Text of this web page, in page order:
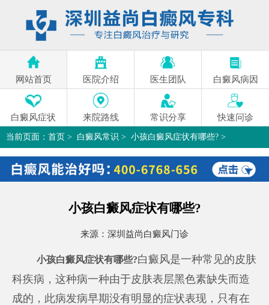
网站首页 医院介绍 医生团队 白癜风病因
白癜风症状 来院路线 常识分享 快速问诊
当前页面： 首页 > 白癜风常识 > 小孩白癜风症状有哪些? >
小孩白癜风症状有哪些?
来源： 深圳益尚白癜风门诊
小孩白癜风症状有哪些?白癜风是一种常见的皮肤
科疾病，这种病一种由于皮肤表层黑色素缺失而造
成的，此病发病早期没有明显的症状表现，只有在